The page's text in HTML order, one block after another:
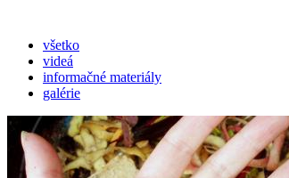
všetko
videá
informačné materiály
galérie